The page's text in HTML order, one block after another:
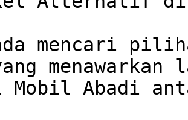
mencari
menawarkan
Mobil Abadi